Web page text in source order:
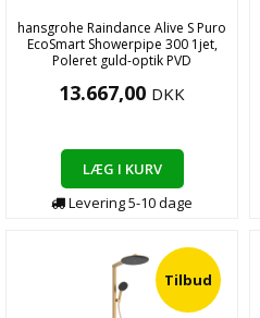
hansgrohe Raindance Alive S Puro
EcoSmart Showerpipe 300 1jet,
Poleret guld-optik PVD
13.667,00 DKK
LÆG I KURV
Levering5-10dage
Tilbud